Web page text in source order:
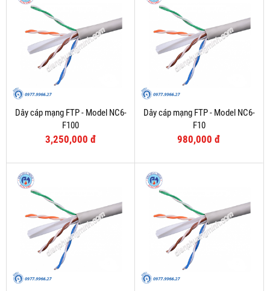
Dây cáp mạng FTP - Model NC6-
F100
3,250,000 đ
Dây cáp mạng FTP - Model NC6-
F10
980,000 đ